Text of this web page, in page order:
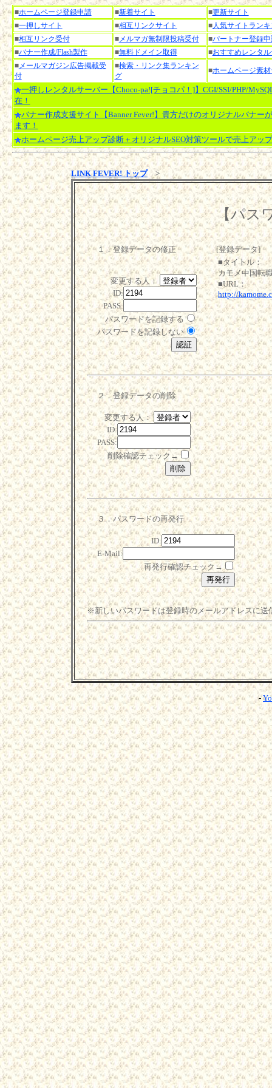
■ホームページ登録申請 ■新着サイト ■更新サイト
■一押しサイト ■相互リンクサイト ■人気サイトランキ
■相互リンク受付 ■メルマガ無制限投稿受付 ■パートナー登録申
■バナー作成/Flash製作 ■無料ドメイン取得 ■おすすめレンタ
■メールマガジン広告掲載受
付
■検索・リンク集ランキン
グ
■ホームページ素
一押しレンタルサーバー【Choco-pa![チョコパ！]】CGI/SSI/PHP/
在！
バナー作成支援サイト【Banner Fever!】貴方だけのオリジナルバナー
ます！
ホームページ売上アップ診断＋オリジナルSEO対策ツールで売上アッ
LINK FEVER! トップ>
【パス
１．登録データの修正
変更する人：
ID:
PASS:
パスワードを記録する
パスワードを記録しない
[登録データ]
■タイトル：
カモメ中国転
■URL：
http://
２．登録データの削除
変更する人：
ID:
PASS:
削除確認チェック→
３．パスワードの再発行
ID:
E-Mail:
再発行確認チェック→
※新しいパスワードは登録時のメールアドレスに送
-